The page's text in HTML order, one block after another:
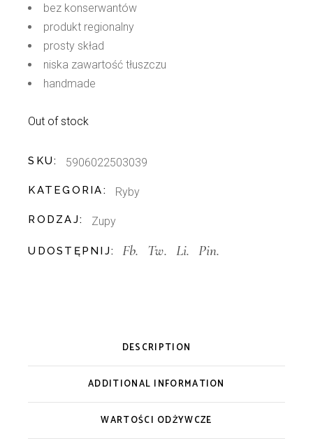
bez konserwantów
produkt regionalny
prosty skład
niska zawartość tłuszczu
handmade
Out of stock
SKU: 5906022503039
KATEGORIA: Ryby
RODZAJ: Zupy
UDOSTĘPNIJ: Fb. Tw. Li. Pin.
DESCRIPTION
ADDITIONAL INFORMATION
WARTOŚCI ODŻYWCZE